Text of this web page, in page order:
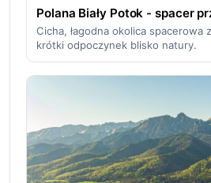
Polana Biały Potok - spacer
Cicha, łagodna okolica spacerowa
krótki odpoczynek blisko natury.